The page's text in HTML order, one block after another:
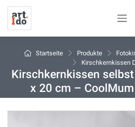
Startseite Produkte
Kirschkernkissen
Kirschkernkissen
x 20 cm –